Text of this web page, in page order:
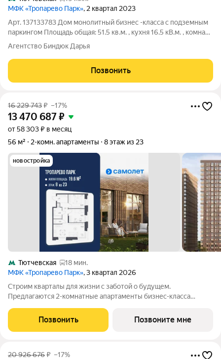
МФК «Тропарево Парк», 2 квартал 2023
Арт. 137133783 Дом монолитный бизнес -класса с подземным
паркингом Площадь общая: 51.5 кв.м. , кухня 16.5 кВ.м. , комната
№1 11.5 кв.м., комната № 2 11 кв.м. , 1 с/у ,гардеробная. Окна
широкоформатные, вид во двор КОРПУС 5 строение 2 10/16
этаж
Агентство Биндюк Дарья
Позвонить
16 229 743₽ –17%
13 470 687₽
от 58 303 ₽ в месяц
56 м²
2-комн. апартаменты 8 этаж из 23
новостройка
Тютчевская
18 мин.
МФК «Тропарево Парк», 3 квартал 2026
Строим кварталы для жизни с заботой о будущем.
Предлагаются 2-комнатные апартаменты бизнес-класса
этаже, в жилом комплексе "Тропарево Парк".Проект строится
полностью с отделкой, которая
Позвонить Позвоните мне
20 926 676₽ –17%